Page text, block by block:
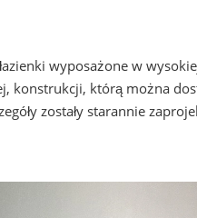
wyposażone w
którą można
zostały starannie